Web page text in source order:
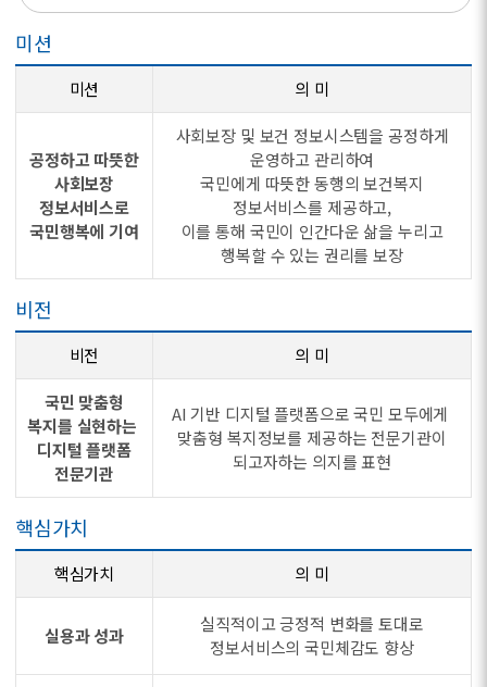
미션
미션 의 미
공정하고 따뜻한
사회보장
정보서비스로
국민행복에 기여
사회보장 및 보건 정보시스템을 공정하게
운영하고 관리하여
국민에게 따뜻한 동행의 보건복지
정보서비스를 제공하고,
이를 통해 국민이 인간다운 삶을 누리고
행복할 수 있는 권리를 보장
비전
비전 의 미
국민 맞춤형
복지를 실현하는
디지털 플랫폼
전문기관
AI 기반 디지털 플랫폼으로 국민 모두에게
맞춤형 복지정보를 제공하는 전문기관이
되고자하는 의지를 표현
핵심가치
핵심가치 의 미
실용과 성과
실직적이고 긍정적 변화를 토대로
정보서비스의 국민체감도 향상